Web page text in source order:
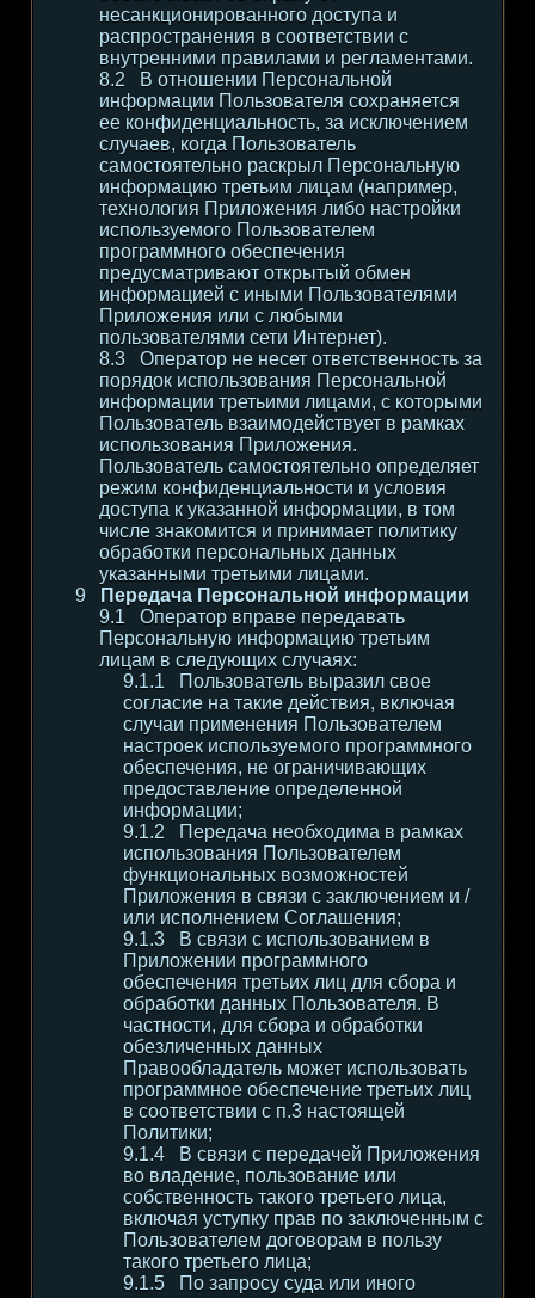
несанкционированного доступа и
распространения в соответствии с
внутренними правилами и регламентами.
В отношении Персональной
информации Пользователя сохраняется
ее конфиденциальность, за исключением
случаев, когда Пользователь
самостоятельно раскрыл Персональную
информацию третьим лицам (например,
технология Приложения либо настройки
используемого Пользователем
программного обеспечения
предусматривают открытый обмен
информацией с иными Пользователями
Приложения или с любыми
пользователями сети Интернет).
Оператор не несет ответственность за
порядок использования Персональной
информации третьими лицами, с которыми
Пользователь взаимодействует в рамках
использования Приложения.
Пользователь самостоятельно определяет
режим конфиденциальности и условия
доступа к указанной информации, в том
числе знакомится и принимает политику
обработки персональных данных
указанными третьими лицами.
Передача Персональной информации
Оператор вправе передавать
Персональную информацию третьим
лицам в следующих случаях:
Пользователь выразил свое
согласие на такие действия, включая
случаи применения Пользователем
настроек используемого программного
обеспечения, не ограничивающих
предоставление определенной
информации;
Передача необходима в рамках
использования Пользователем
функциональных возможностей
Приложения в связи с заключением и /
или исполнением Соглашения;
В связи с использованием в
Приложении программного
обеспечения третьих лиц для сбора и
обработки данных Пользователя. В
частности, для сбора и обработки
обезличенных данных
Правообладатель может использовать
программное обеспечение третьих лиц
в соответствии с п.3 настоящей
Политики;
В связи с передачей Приложения
во владение, пользование или
собственность такого третьего лица,
включая уступку прав по заключенным с
Пользователем договорам в пользу
такого третьего лица;
По запросу суда или иного